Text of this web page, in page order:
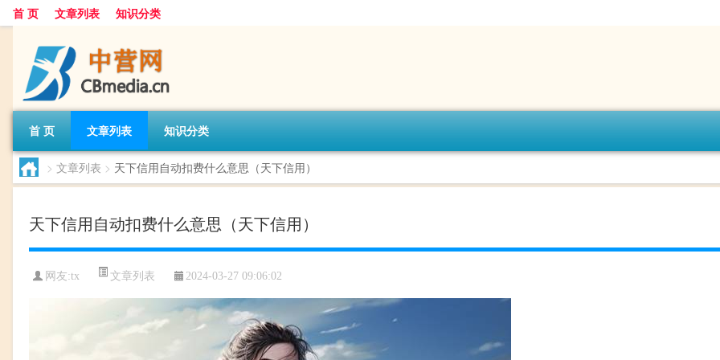
首 页 文章列表 知识分类
首 页 文章列表 知识分类
> 文章列表 > 天下信用自动扣费什么意思（天下信用）
天下信用自动扣费什么意思（天下信用）
网友:tx 文章列表 2024-03-27 09:06:02